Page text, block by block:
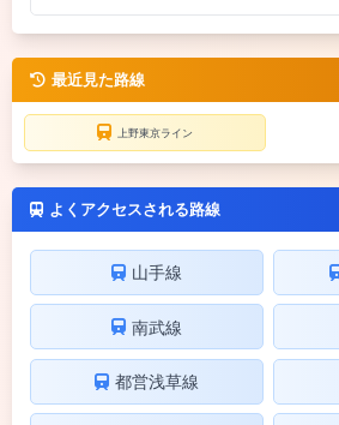
最近見た路線
上野東京ライン
よくアクセスされる路線
山手線
南武線
都営浅草線